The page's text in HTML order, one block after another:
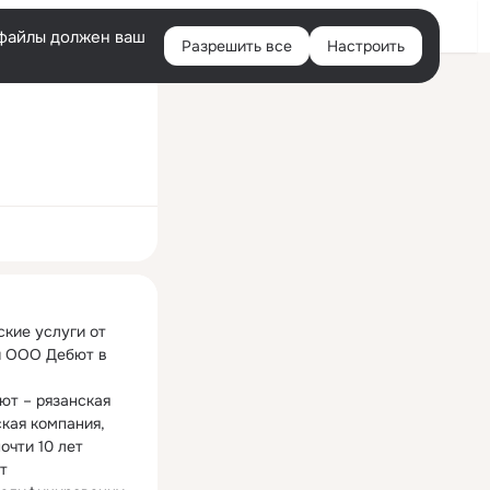
Войти
должен ваш Разрешить все Настроить
услуги от
ООО Дебют в
– рязанская
компания,
10 лет